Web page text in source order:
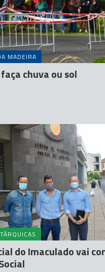
MADEIRA
chuva ou sol
do Imaculado vai